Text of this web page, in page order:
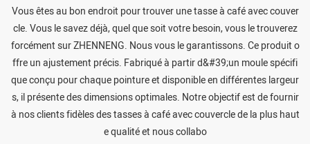
Vous êtes au bon endroit pour trouver une tasse à café avec couver
cle. Vous le savez déjà, quel que soit votre besoin, vous le trouverez
forcément sur ZHENNENG. Nous vous le garantissons. Ce produit o
ffre un ajustement précis. Fabriqué à partir d&#39;un moule spécifi
que conçu pour chaque pointure et disponible en différentes largeur
s, il présente des dimensions optimales. Notre objectif est de fournir
à nos clients fidèles des tasses à café avec couvercle de la plus haut
e qualité et nous collabo